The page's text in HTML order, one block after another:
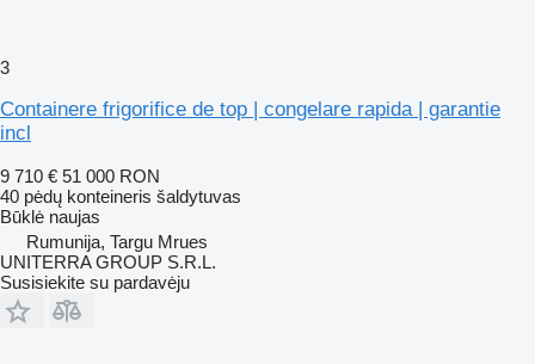
3
Containere frigorifice de top | congelare rapida | garantie
incl
9 710 € 51 000 RON
40 pėdų konteineris šaldytuvas
Būklė naujas
Rumunija, Targu Mrues
UNITERRA GROUP S.R.L.
Susisiekite su pardavėju